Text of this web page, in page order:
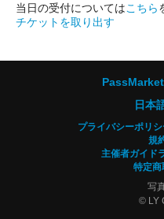
当日の受付についてはこちら
チケットを取り出す
PassMarket
日本
プライバシーポリ
規
主催者ガイド
特定商
写
© LY